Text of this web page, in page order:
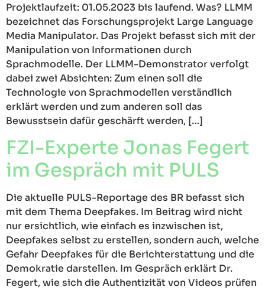
Projektlaufzeit: 01.05.2023 bis laufend. Was? LLMM
bezeichnet das Forschungsprojekt Large Language
Media Manipulator. Das Projekt befasst sich mit der
Manipulation von Informationen durch
Sprachmodelle. Der LLMM-Demonstrator verfolgt
dabei zwei Absichten: Zum einen soll die
Technologie von Sprachmodellen verständlich
erklärt werden und zum anderen soll das
Bewusstsein dafür geschärft werden, […]
FZI-Experte Jonas Fegert
im Gespräch mit PULS
Die aktuelle PULS-Reportage des BR befasst sich
mit dem Thema Deepfakes. Im Beitrag wird nicht
nur ersichtlich, wie einfach es inzwischen ist,
Deepfakes selbst zu erstellen, sondern auch, welche
Gefahr Deepfakes für die Berichterstattung und die
Demokratie darstellen. Im Gespräch erklärt Dr.
Fegert, wie sich die Authentizität von Videos prüfen